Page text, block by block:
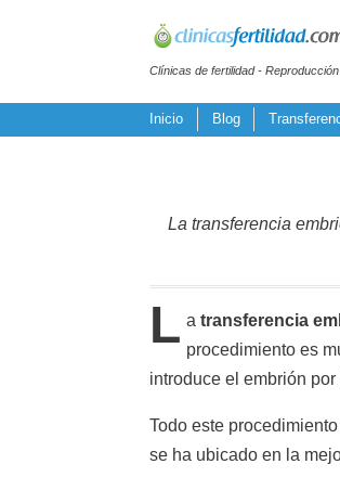
Clínicas de fertilidad -
Inicio Blog
La transferencia
L a transferencia
procedimiento es
introduce el embrión
Todo este
se ha ubicado en la